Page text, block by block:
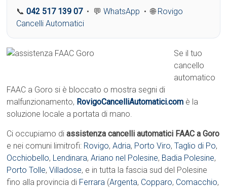
📞042 517 139 07• 💬WhatsApp • 🌐 Rovigo
Cancelli Automatici
Se il tuo
cancello
automatico
FAAC a Goro si è bloccato o mostra segni di
malfunzionamento, RovigoCancelliAutomatici.com è la
soluzione locale a portata di mano.
Ci occupiamo diassistenza cancelli automatici FAAC a Goro
e nei comuni limitrofi: Rovigo,Adria, Porto Viro,Taglio di Po,
Occhiobello, Lendinara,Ariano nel Polesine, Badia Polesine,
Porto Tolle,Villadose, e in tutta la fascia sud del Polesine
fino alla provincia di Ferrara (Argenta, Copparo, Comacchio,